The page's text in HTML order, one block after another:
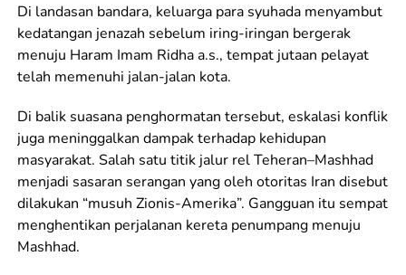
Di landasan bandara, keluarga para syuhada menyambut
kedatangan jenazah sebelum iring-iringan bergerak
menuju Haram Imam Ridha a.s., tempat jutaan pelayat
telah memenuhi jalan-jalan kota.
Di balik suasana penghormatan tersebut, eskalasi konflik
juga meninggalkan dampak terhadap kehidupan
masyarakat. Salah satu titik jalur rel Teheran–Mashhad
menjadi sasaran serangan yang oleh otoritas Iran disebut
dilakukan “musuh Zionis-Amerika”. Gangguan itu sempat
menghentikan perjalanan kereta penumpang menuju
Mashhad.